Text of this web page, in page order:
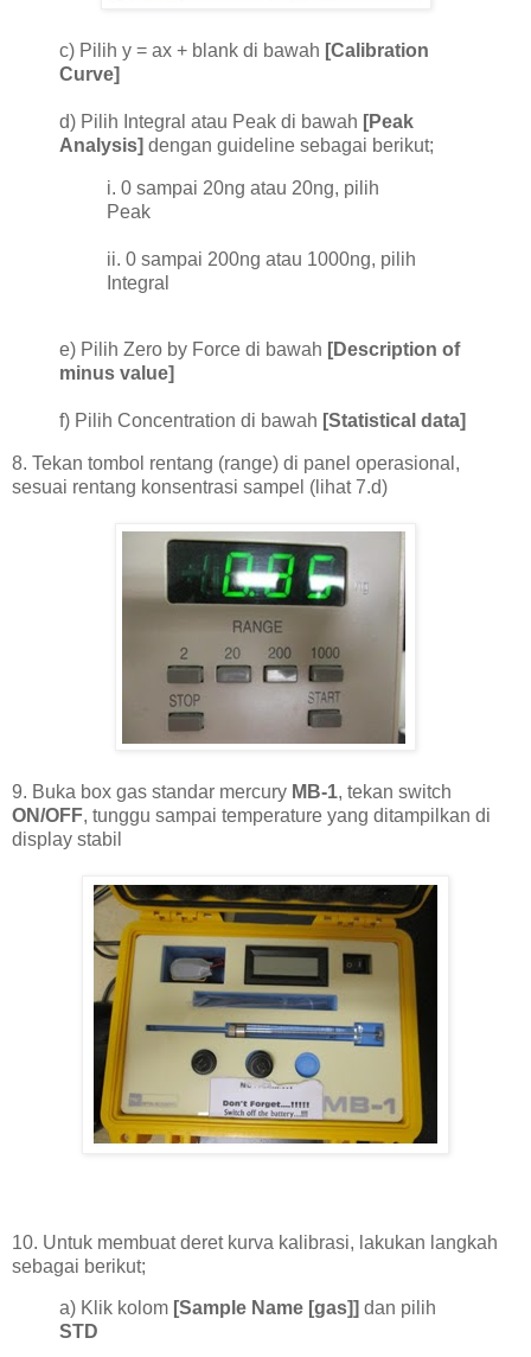
c) Pilih y = ax + blank di bawah [Calibration
Curve]
d) Pilih Integral atau Peak di bawah [Peak
Analysis] dengan guideline sebagai berikut;
i. 0 sampai 20ng atau 20ng, pilih
Peak
ii. 0 sampai 200ng atau 1000ng, pilih
Integral
e) Pilih Zero by Force di bawah [Description of
minus value]
f) Pilih Concentration di bawah [Statistical data]
8. Tekan tombol rentang (range) di panel operasional,
sesuai rentang konsentrasi sampel (lihat 7.d)
9. Buka box gas standar mercury MB-1, tekan switch
ON/OFF, tunggu sampai temperature yang ditampilkan di
display stabil
10. Untuk membuat deret kurva kalibrasi, lakukan langkah
sebagai berikut;
a) Klik kolom [Sample Name [gas]] dan pilih
STD